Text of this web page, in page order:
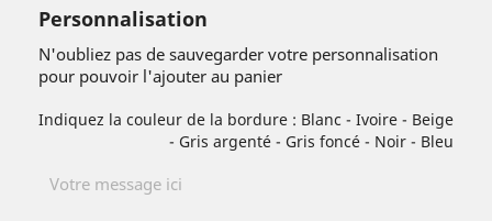
Personnalisation
N'oubliez pas de sauvegarder votre personnalisation
pour pouvoir l'ajouter au panier
Indiquez la couleur de la bordure : Blanc - Ivoire - Beige
- Gris argenté - Gris foncé - Noir - Bleu